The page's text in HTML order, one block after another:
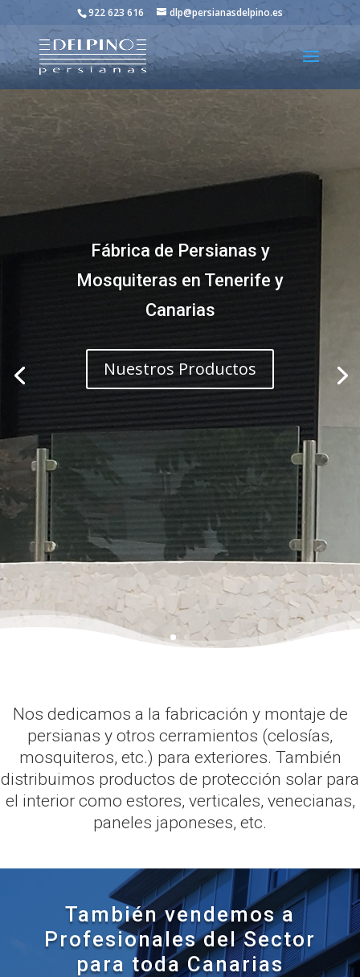
922 623 616 dlp@persianasdelpino.es
Fábrica de Persianas y
Mosquiteras en Tenerife y
Canarias
Nuestros Productos
Nos dedicamos a la fabricación y montaje de
persianas y otros cerramientos (celosías,
mosquiteros, etc.) para exteriores. También
distribuimos productos de protección solar para
el interior como estores, verticales, venecianas,
paneles japoneses, etc.
También vendemos a
Profesionales del Sector
para toda Canarias